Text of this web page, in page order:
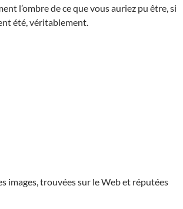
l’ombre de ce que vous auriez pu être, si
été, véritablement.
images, trouvées sur le Web et réputées